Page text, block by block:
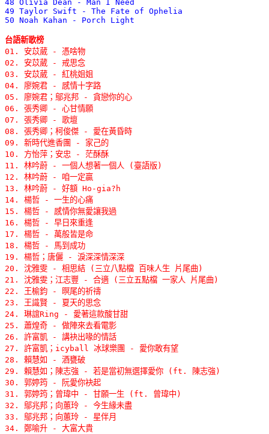
48 Olivia Dean - Man I Need
49 Taylor Swift - The Fate of Ophelia
50 Noah Kahan - Porch Light
台語新歌榜
01. 安苡葳 - 憑啥物
02. 安苡葳 - 戒思念
03. 安苡葳 - 紅桃姐姐
04. 廖婉君 - 感情十字路
05. 廖婉君；鄔兆邦 - 貪戀你的心
06. 張秀卿 - 心甘情願
07. 張秀卿 - 歌壇
08. 張秀卿；柯俊傑 - 愛在黃昏時
09. 新時代進香團 - 家己的
10. 方怡萍；安忠 - 茫酥酥
11. 林吟蔚 - 一個人想著一個人 (臺語版)
12. 林吟蔚 - 咱一定贏
13. 林吟蔚 - 好額 Ho-gia?h
14. 楊哲 - 一生的心痛
15. 楊哲 - 感情你無愛讓我過
16. 楊哲 - 早日來重逢
17. 楊哲 - 萬般皆是命
18. 楊哲 - 馬到成功
19. 楊哲；唐儷 - 淚深深情深深
20. 沈雅雯 - 相思結 (三立八點檔 百味人生 片尾曲)
21. 沈雅雯；江志豐 - 合適 (三立五點檔 一家人 片尾曲)
22. 王榆鈞 - 暝尾的祈禱
23. 王識賢 - 夏天的思念
24. 琳誼Ring - 愛著這款酸甘甜
25. 蕭煌奇 - 做陣來去看電影
26. 許富凱 - 講袂出喙的情話
27. 許富凱；icyball 冰球樂團 - 愛你敢有望
28. 賴慧如 - 酒甕破
29. 賴慧如；陳志強 - 若是當初無選擇愛你 (ft. 陳志強)
30. 郭婷筠 - 阮愛你袂起
31. 郭婷筠；曾瑋中 - 甘願一生 (ft. 曾瑋中)
32. 鄔兆邦；向蕙玲 - 今生緣未盡
33. 鄔兆邦；向蕙玲 - 星伴月
34. 鄭喻升 - 大富大貴